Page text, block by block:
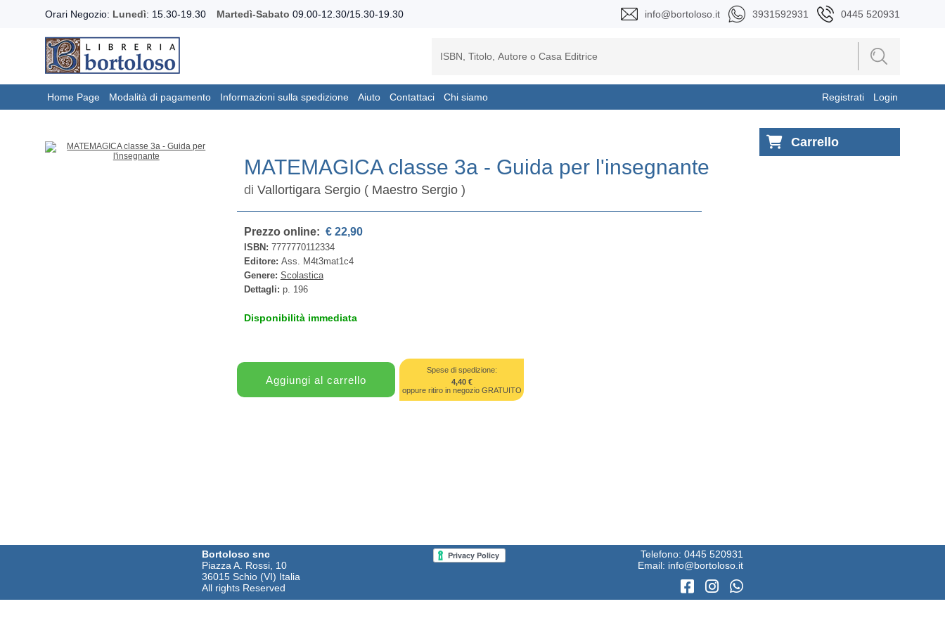
Orari Negozio: Lunedì: 15.30-19.30 Martedì-Sabato 09.00-12.30/15.30-19.30 info@bortoloso.it 3931592931 0445 520931
Home Page Modalità di pagamento Informazioni sulla spedizione Aiuto Contattaci Chi siamo Registrati Login
MATEMAGICA classe 3a - Guida per l'insegnante
di Vallortigara Sergio ( Maestro Sergio )
Prezzo online: € 22,90
ISBN: 7777770112334
Editore: Ass. M4t3mat1c4
Genere: Scolastica
Dettagli: p. 196
Disponibilità immediata
Spese di spedizione:
4,40 €
oppure ritiro in negozio GRATUITO
Carrello
Bortoloso snc
Piazza A. Rossi, 10
36015 Schio (VI) Italia
All rights Reserved
Telefono: 0445 520931
Email: info@bortoloso.it